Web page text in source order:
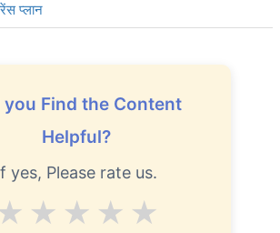
प्लान
you Find the Content
Helpful?
yes, Please rate us.
Excellent
V.Good
Good
Average